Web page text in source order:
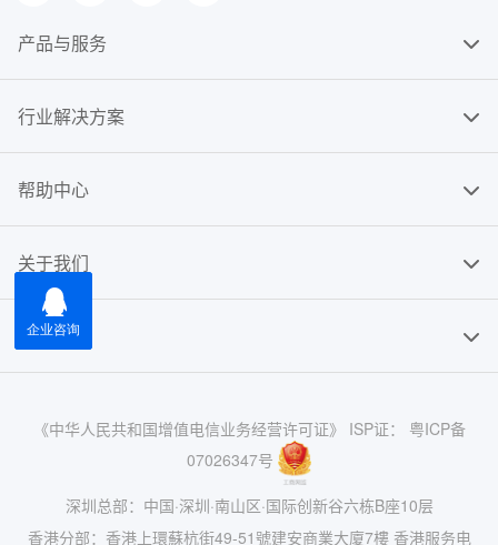
产品与服务
行业解决方案
帮助中心
关于我们
友情链接
《中华人民共和国增值电信业务经营许可证》 ISP证： 粤ICP备
07026347号
深圳总部：中国·深圳·南山区·国际创新谷六栋B座10层
香港分部：香港上環蘇杭街49-51號建安商業大廈7樓 香港服务电